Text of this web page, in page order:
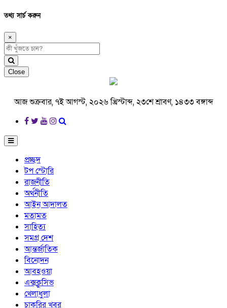
তথ্য সার্চ করুন
×
Close
আজ শুক্রবার, ৭ই আগস্ট, ২০২৬ খ্রিস্টাব্দ, ২৩শে শ্রাবণ, ১৪৩৩ বঙ্গাব্দ
প্রচ্ছদ
টপ স্টোরি
রাজনীতি
অর্থনীতি
আইন আদালত
মতামত
সাহিত্য
সমগ্র দেশ
আন্তর্জাতিক
বিনোদন
আবহওয়া
এক্সক্লুসিভ
খেলাধুলা
চাকরির খবর